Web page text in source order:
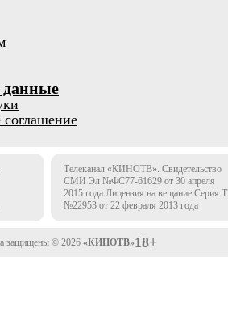
соглашение
Телеканал «КИНОТВ». Свидетельство
СМИ Эл №ФС77-61629 от 30 апреля
2015 года Лицензия на вещание Серия
№22953 от 22 февраля 2013 года
защищены © 2026 «КИНОТВ»18+